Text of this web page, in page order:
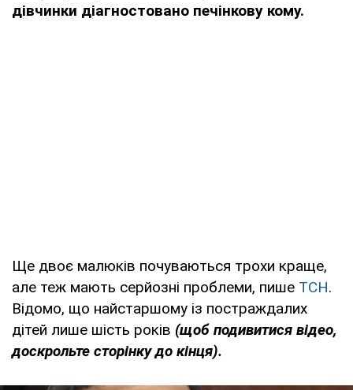
дівчинки діагностовано печінкову кому.
Ще двоє малюків почуваються трохи краще,
але теж мають серйозні проблеми, пише ТСН.
Відомо, що найстаршому із постраждалих
дітей лише шість років (щоб подивитися відео,
доскрольте сторінку до кінця).